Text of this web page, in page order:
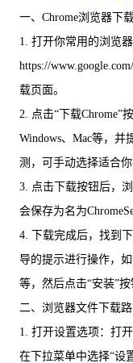
一、Chrome浏览器下
1. 打开你常用的浏览
https://
载页面。
2. 点击“下载Chrome”
Windows、Mac等，
测，可手动选择适合你
3. 点击下载按钮后，
会保存为名为
4. 下载完成后，找到
导的提示进行操作，
等，然后点击“安装”
二、浏览器文件下载
1. 打开设置选项：打
在下拉菜单中选择“设置